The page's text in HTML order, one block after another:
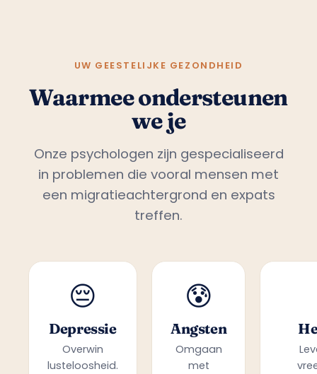
UW GEESTELIJKE GEZONDHEID
Waarmee ondersteunen
we je
Onze psychologen zijn gespecialiseerd
in problemen die vooral mensen met
een migratieachtergrond en expats
treffen.
😔
Depressie
Overwin
lusteloosheid.
😰
Angsten
Omgaan
met